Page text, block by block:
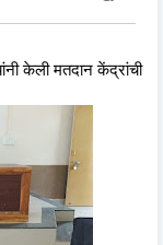
केली मतदान केंद्रांची